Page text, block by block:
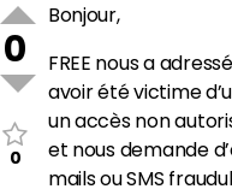
0
0
Bonjour,
FREE nous a
avoir été victime
un accès non
et nous demande
mails ou SMS